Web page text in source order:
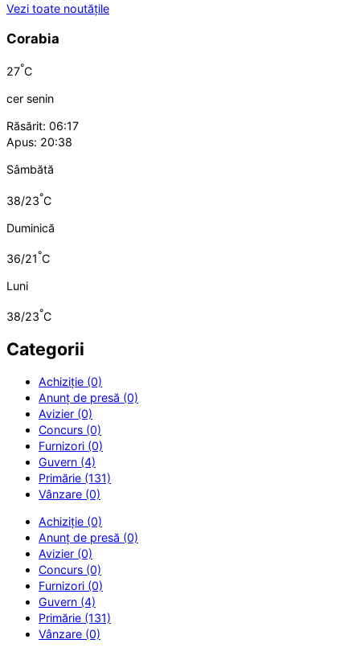
Vezi toate noutățile
Corabia
27°C
cer senin
Răsărit: 06:17
Apus: 20:38
Sâmbătă
38/23°C
Duminică
36/21°C
Luni
38/23°C
Categorii
Achiziție (0)
Anunț de presă (0)
Avizier (0)
Concurs (0)
Furnizori (0)
Guvern (4)
Primărie (131)
Vânzare (0)
Achiziție (0)
Anunț de presă (0)
Avizier (0)
Concurs (0)
Furnizori (0)
Guvern (4)
Primărie (131)
Vânzare (0)